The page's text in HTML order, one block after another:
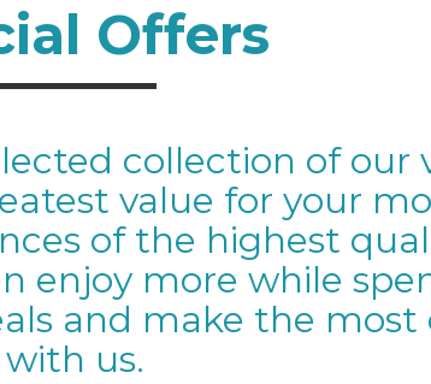
Offers
collection of our
value for your
of the highest
enjoy more while
and make the
with us.